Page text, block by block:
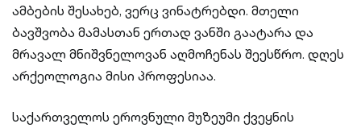
ამბების შესახებ, ვერც ვინატრებდი. მთელი
ბავშვობა მამასთან ერთად ვანში გაატარა და
მრავალ მნიშვნელოვან აღმოჩენას შეესწრო. დღეს
არქეოლოგია მისი პროფესიაა.
საქართველოს ეროვნული მუზეუმი ქვეყნის